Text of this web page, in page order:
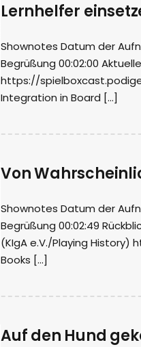
Lernhelfer
Shownotes Datum der
Begrüßung 00:02:00
https://
Integration in Board […]
Von
Shownotes Datum der
Begrüßung 00:02:49
(KIgA e.V./Playing
Books […]
Auf den Hund